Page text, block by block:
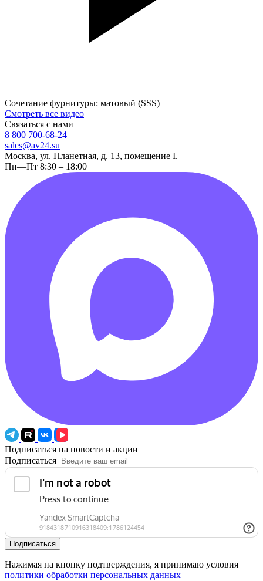
Сочетание фурнитуры: матовый (SSS)
Смотреть все видео
Связаться с нами
8 800 700-68-24
sales@av24.su
Москва, ул. Планетная, д. 13, помещение I.
Пн—Пт 8:30 – 18:00
Подписаться на новости и акции
Подписаться
Подписаться
Нажимая на кнопку подтверждения, я принимаю условия
политики обработки персональных данных